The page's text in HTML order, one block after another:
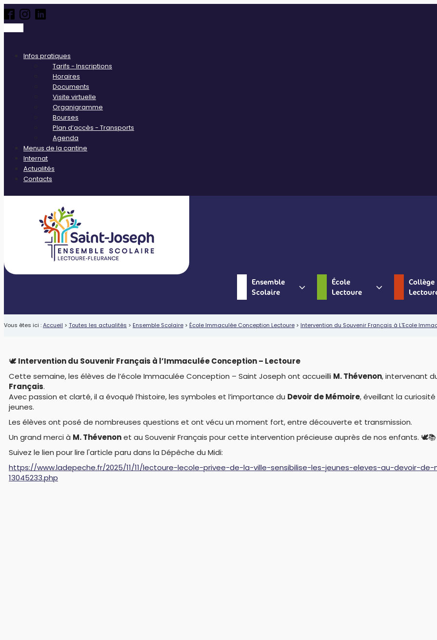
Infos pratiques
Tarifs - Inscriptions
Horaires
Documents
Visite virtuelle
Organigramme
Bourses
Plan d’accès - Transports
Agenda
Menus de la cantine
Internat
Actualités
Contacts
Ensemble
Scolaire
École
Lectoure
Collège
Vous êtes ici :Accueil > Toutes les actualités > Ensemble Scolaire > École Immaculée Conception Lectoure > Intervention du Souvenir Français à L'Ecole
🕊️ Intervention du Souvenir Français à l’Immaculée Conception – Lectoure
Cette semaine, les élèves de l’école Immaculée Conception – Saint Joseph ont accueilli M. Thévenon, intervenant
Français.
Avec passion et clarté, il a évoqué l’histoire, les symboles et l’importance du Devoir de Mémoire, éveillant la
jeunes.
Les élèves ont posé de nombreuses questions et ont vécu un moment fort, entre découverte et transmission.
Un grand merci à M. Thévenonet au Souvenir Français pour cette intervention précieuse auprès de nos enfants. 🕊️📚
Suivez le lien pour lire l'article paru dans la Dépêche du Midi:
https://www.ladepeche.fr/2025/11/11/lectoure-lecole-privee-de-la-ville-sensibilise-les-jeunes-eleves-au-devoir-
13045233.php